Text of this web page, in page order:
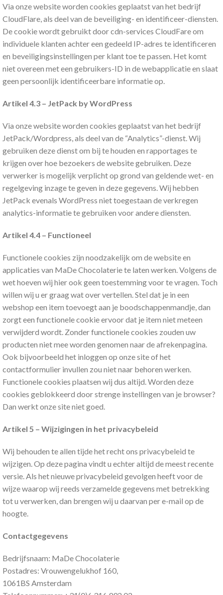
Via onze website worden cookies geplaatst van het bedrijf
CloudFlare, als deel van de beveiliging- en identificeer-diensten.
De cookie wordt gebruikt door cdn-services CloudFare om
individuele klanten achter een gedeeld IP-adres te identificeren
en beveiligingsinstellingen per klant toe te passen. Het komt
niet overeen met een gebruikers-ID in de webapplicatie en slaat
geen persoonlijk identificeerbare informatie op.
Artikel 4.3 – JetPack by WordPress
Via onze website worden cookies geplaatst van het bedrijf
JetPack/Wordpress, als deel van de “Analytics”-dienst. Wij
gebruiken deze dienst om bij te houden en rapportages te
krijgen over hoe bezoekers de website gebruiken. Deze
verwerker is mogelijk verplicht op grond van geldende wet- en
regelgeving inzage te geven in deze gegevens. Wij hebben
JetPack evenals WordPress niet toegestaan de verkregen
analytics-informatie te gebruiken voor andere diensten.
Artikel 4.4 – Functioneel
Functionele cookies zijn noodzakelijk om de website en
applicaties van MaDe Chocolaterie te laten werken. Volgens de
wet hoeven wij hier ook geen toestemming voor te vragen. Toch
willen wij u er graag wat over vertellen. Stel dat je in een
webshop een item toevoegt aan je boodschappenmandje, dan
zorgt een functionele cookie ervoor dat je item niet meteen
verwijderd wordt. Zonder functionele cookies zouden uw
producten niet mee worden genomen naar de afrekenpagina.
Ook bijvoorbeeld het inloggen op onze site of het
contactformulier invullen zou niet naar behoren werken.
Functionele cookies plaatsen wij dus altijd. Worden deze
cookies geblokkeerd door strenge instellingen van je browser?
Dan werkt onze site niet goed.
Artikel 5 – Wijzigingen in het privacybeleid
Wij behouden te allen tijde het recht ons privacybeleid te
wijzigen. Op deze pagina vindt u echter altijd de meest recente
versie. Als het nieuwe privacybeleid gevolgen heeft voor de
wijze waarop wij reeds verzamelde gegevens met betrekking
tot u verwerken, dan brengen wij u daarvan per e-mail op de
hoogte.
Contactgegevens
Bedrijfsnaam: MaDe Chocolaterie
Postadres: Vrouwengelukhof 160,
1061BS Amsterdam